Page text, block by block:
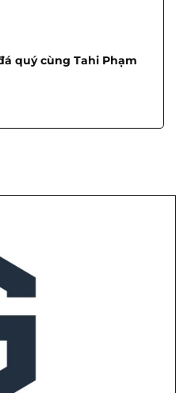
quý cùng Tahi Phạm